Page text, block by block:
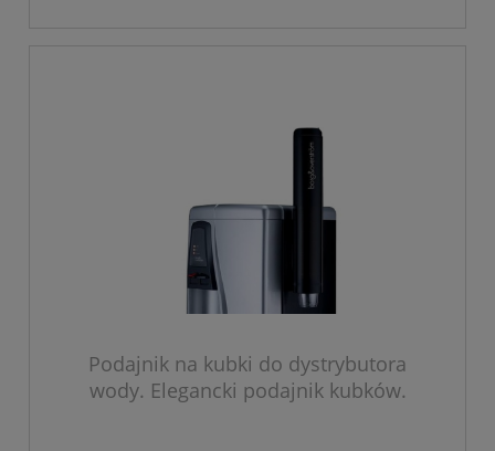
Podajnik na kubki do dystrybutora
wody. Elegancki podajnik kubków.